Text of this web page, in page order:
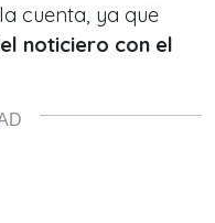
cuenta, ya que
noticiero con el